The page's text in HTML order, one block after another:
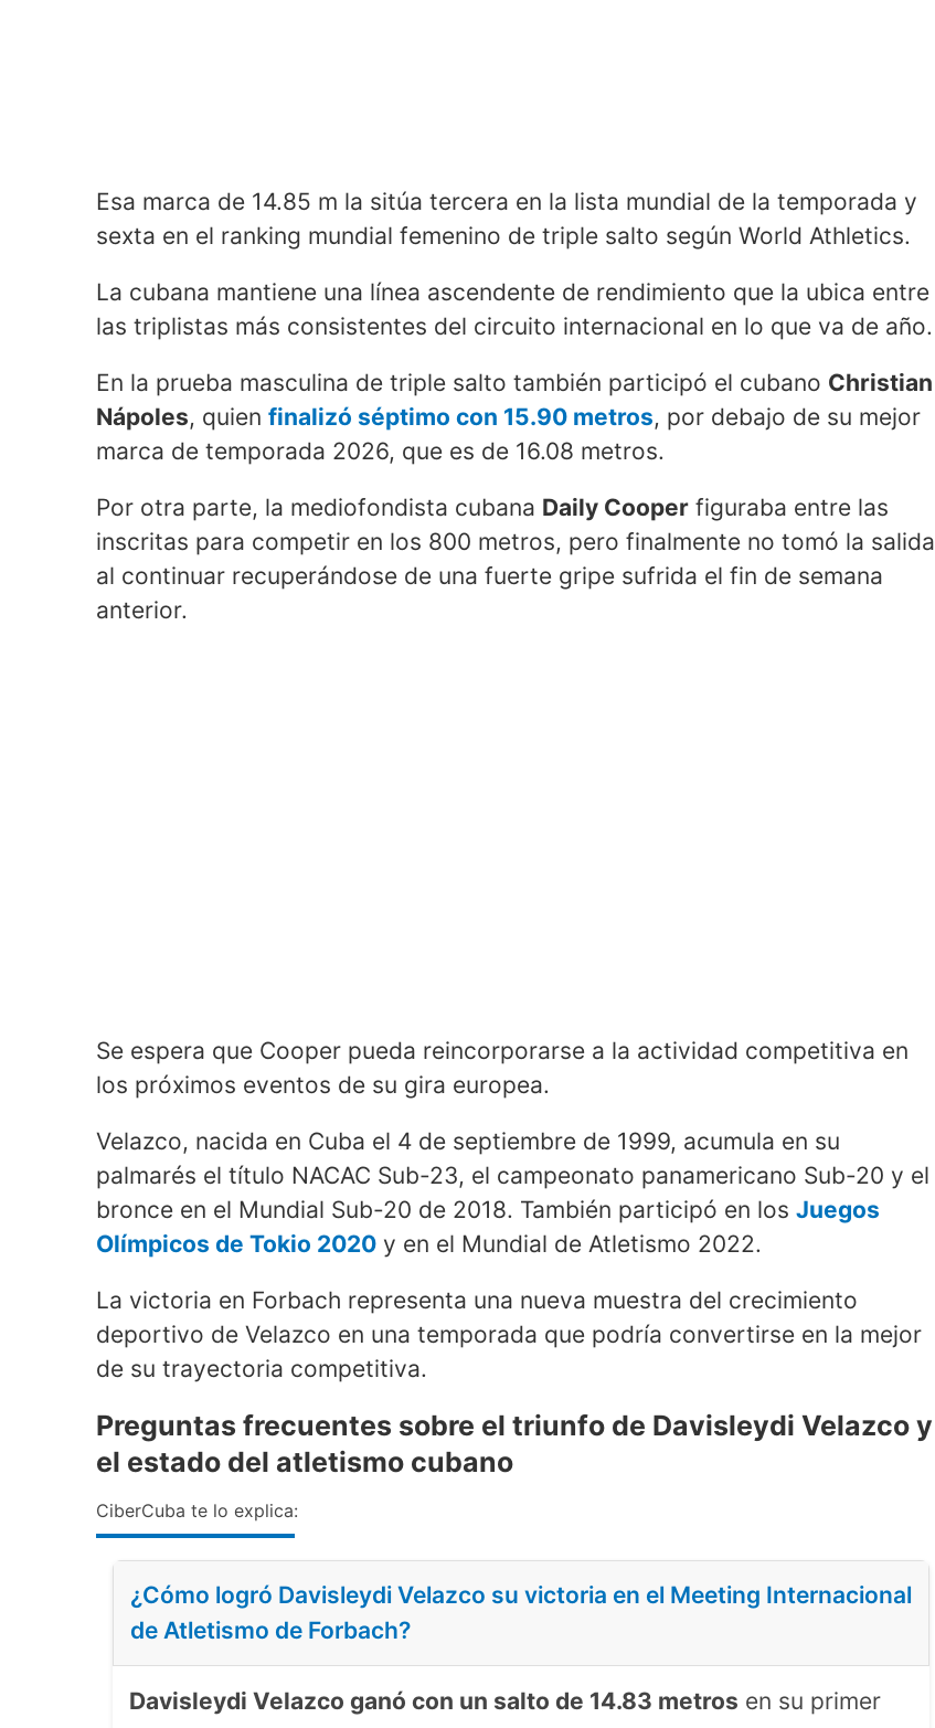
Esa marca de 14.85 m la sitúa tercera en la lista mundial de la temporada y
sexta en el ranking mundial femenino de triple salto según World Athletics.
La cubana mantiene una línea ascendente de rendimiento que la ubica entre
las triplistas más consistentes del circuito internacional en lo que va de año.
En la prueba masculina de triple salto también participó el cubano Christian
Nápoles, quien finalizó séptimo con 15.90 metros, por debajo de su mejor
marca de temporada 2026, que es de 16.08 metros.
Por otra parte, la mediofondista cubana Daily Cooper figuraba entre las
inscritas para competir en los 800 metros, pero finalmente no tomó la salida
al continuar recuperándose de una fuerte gripe sufrida el fin de semana
anterior.
Se espera que Cooper pueda reincorporarse a la actividad competitiva en
los próximos eventos de su gira europea.
Velazco, nacida en Cuba el 4 de septiembre de 1999, acumula en su
palmarés el título NACAC Sub-23, el campeonato panamericano Sub-20 y el
bronce en el Mundial Sub-20 de 2018. También participó en los Juegos
Olímpicos de Tokio 2020 y en el Mundial de Atletismo 2022.
La victoria en Forbach representa una nueva muestra del crecimiento
deportivo de Velazco en una temporada que podría convertirse en la mejor
de su trayectoria competitiva.
Preguntas frecuentes sobre el triunfo de Davisleydi Velazco y
el estado del atletismo cubano
CiberCuba te lo explica:
¿Cómo logró Davisleydi Velazco su victoria en el Meeting Internacional
de Atletismo de Forbach?
Davisleydi Velazco ganó con un salto de 14.83 metros en su primer